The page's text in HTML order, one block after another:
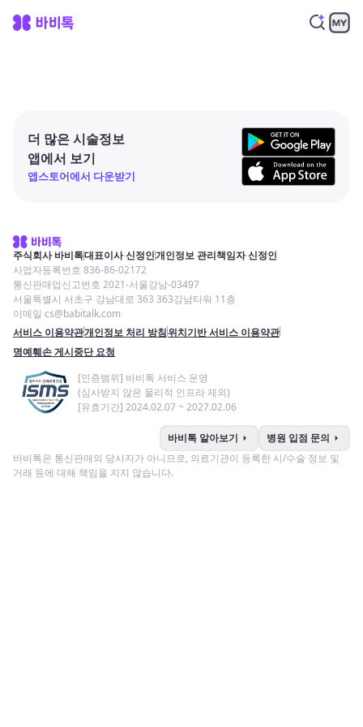
더 많은 시술정보
앱에서 보기
앱스토어에서 다운받기
주식회사 바비톡대표이사 신정인개인정보 관리책임자 신정인
사업자등록번호 836-86-02172
통신판매업신고번호 2021-서울강남-03497
서울특별시 서초구 강남대로 363 363강남타워 11층
이메일 cs@babitalk.com
서비스 이용약관개인정보 처리 방침위치기반 서비스 이용약관
명예훼손 게시중단 요청
[인증범위] 바비톡 서비스 운영
(심사받지 않은 물리적 인프라 제외)
[유효기간] 2024.02.07 ~ 2027.02.06
바비톡 알아보기 arrow_right 병원 입점 문의 arrow_right
바비톡은 통신판매의 당사자가 아니므로, 의료기관이 등록한 시/수술 정보 및
거래 등에 대해 책임을 지지 않습니다.